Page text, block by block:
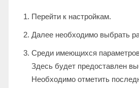
Перейти к настройкам.
Далее необходимо выбрать
Среди имеющихся
Здесь будет предоставлен
Необходимо отметить